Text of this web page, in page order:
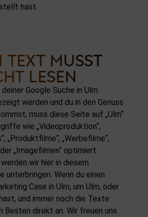
hast.
TEXT MUSST
LESEN
Google Suche in Ulm
werden und du in den Genuss
muss diese Seite auf „Ulm“
wie „Videoproduktion“,
„Produktfilme“, „Werbefilme“,
„Imagefilmen“ optimiert
wir hier in diesem
unterbringen. Wenn du einen
Case in Ulm, um Ulm, oder
und immer noch die Texte
Besten direkt an. Wir freuen uns